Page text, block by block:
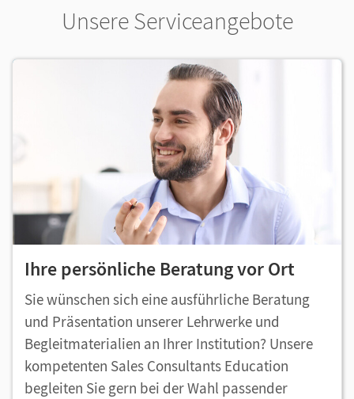
Unsere Serviceangebote
Ihre persönliche Beratung vor Ort
Sie wünschen sich eine ausführliche Beratung
und Präsentation unserer Lehrwerke und
Begleitmaterialien an Ihrer Institution? Unsere
kompetenten Sales Consultants Education
begleiten Sie gern bei der Wahl passender